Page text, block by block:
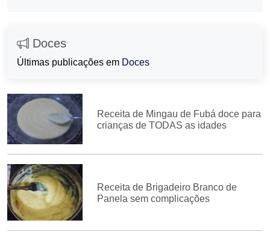
Doces
Últimas publicações em Doces
Receita de Mingau de Fubá doce para
crianças de TODAS as idades
Receita de Brigadeiro Branco de
Panela sem complicações